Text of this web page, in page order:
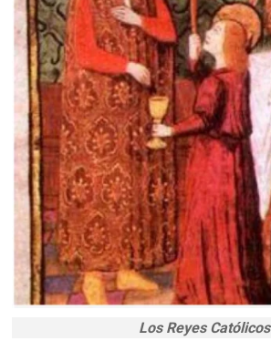
Los Reyes Católicos